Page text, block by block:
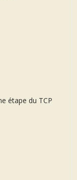
étape du TCP